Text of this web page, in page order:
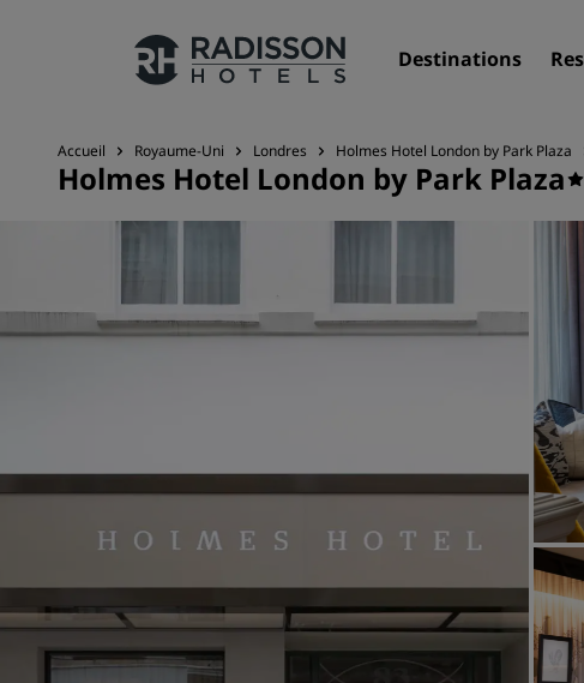
Destinations
Nos enseignes
Marques affiliées en Chine
Accueil Royaume-Uni Londres Holmes Hotel London by Park Plaza
Holmes Hotel London by Park Plaza